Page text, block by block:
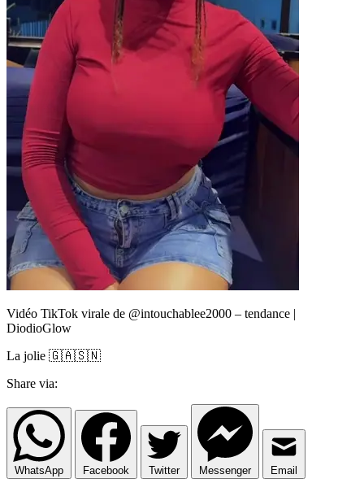
Vidéo TikTok virale de @intouchablee2000 – tendance |
DiodioGlow
La jolie 🇬🇦🇸🇳
Share via:
WhatsApp Facebook Twitter Messenger Email